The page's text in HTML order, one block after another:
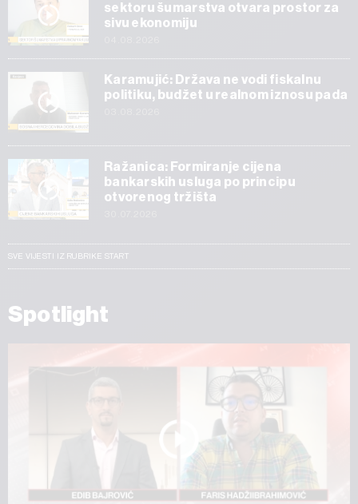
sektoru šumarstva otvara prostor za
sivu ekonomiju
Karamujić: Država ne vodi fiskalnu
politiku, budžet u realnom iznosu pada
Ražanica: Formiranje cijena
bankarskih usluga po principu
otvorenog tržišta
SVE VIJESTI IZ RUBRIKE START
Spotlight